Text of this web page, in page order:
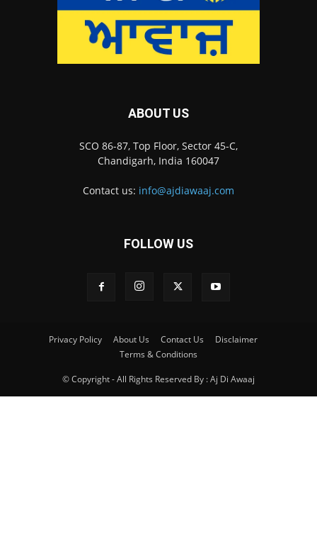
ABOUT US
SCO 86-87, Top Floor, Sector 45-C,
Chandigarh, India 160047
Contact us: info@ajdiawaaj.com
FOLLOW US
Privacy Policy About Us Contact Us
Disclaimer
Terms & Conditions
© Copyright - All Rights Reserved By : Aj Di Awaaj